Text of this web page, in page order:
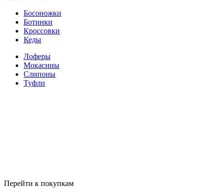
Босоножки
Ботинки
Кроссовки
Кеды
Лоферы
Мокасины
Слипоны
Туфли
Перейти к покупкам